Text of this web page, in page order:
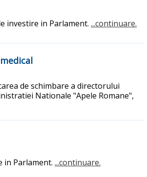
investire in Parlament. ...continuare.
de schimbare a directorului
Nationale "Apele Romane",
in Parlament. ...continuare.